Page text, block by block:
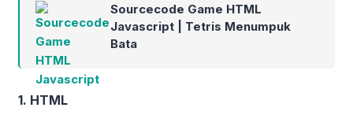
Sourcecode Game HTML
Javascript | Tetris Menumpuk
Bata
1. HTML